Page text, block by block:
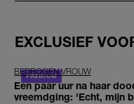
EXCLUSIEF
BEDROGEN VROUW
Een paar uur na haar
vreemdging: 'Echt, mijn